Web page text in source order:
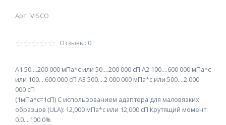
Арт VISCO
Отзывы: 0
А1 50....200 000 мПа*с или 50....200 000 cП А2 100....600 000 мПа*с
или 100....600 000 cП А3 500....2 000 000 мПа*с или 500....2 000
000 cП
(1мПа*с=1cП) C использованием адаптера для маловязких
образцов (ULA): 12,000 мПа*с или 12,000 cП Крутящий момент:
0.0....100.0%